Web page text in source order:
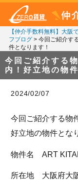
【仲介手数料無料】大阪
フブログ> 今回ご紹介す
件となります！
今回ご紹介する
内！好立地の物
2024/02/07
今回ご紹介する物
好立地の物件とな
物件名 ART
所在地 大阪府大